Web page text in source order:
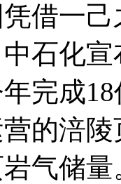
一己
石化
完成
的涪
气储量